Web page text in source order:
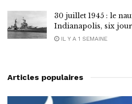
30 juillet 1945 : le
Indianapolis, six
IL Y A 1 SEMAINE
Articles populaires